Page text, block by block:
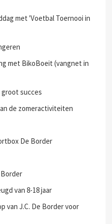
met 'Voetbal Toernooi in
met BikoBoeit (vangnet in
succes
de zomeractiviteiten
De Border
Border
van 8-18 jaar
van J.C. De Border voor